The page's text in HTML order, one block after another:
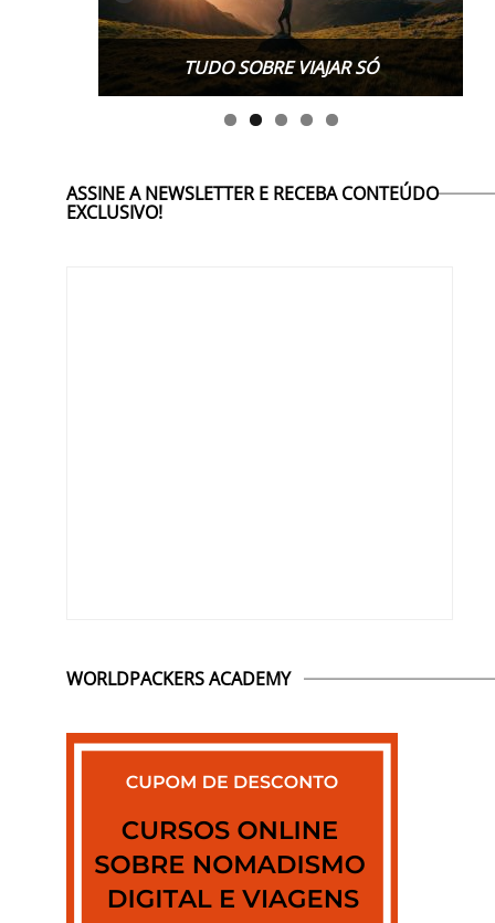
TUDO SOBRE VIAJAR SÓ
ASSINE A NEWSLETTER E RECEBA CONTEÚDO
EXCLUSIVO!
WORLDPACKERS ACADEMY